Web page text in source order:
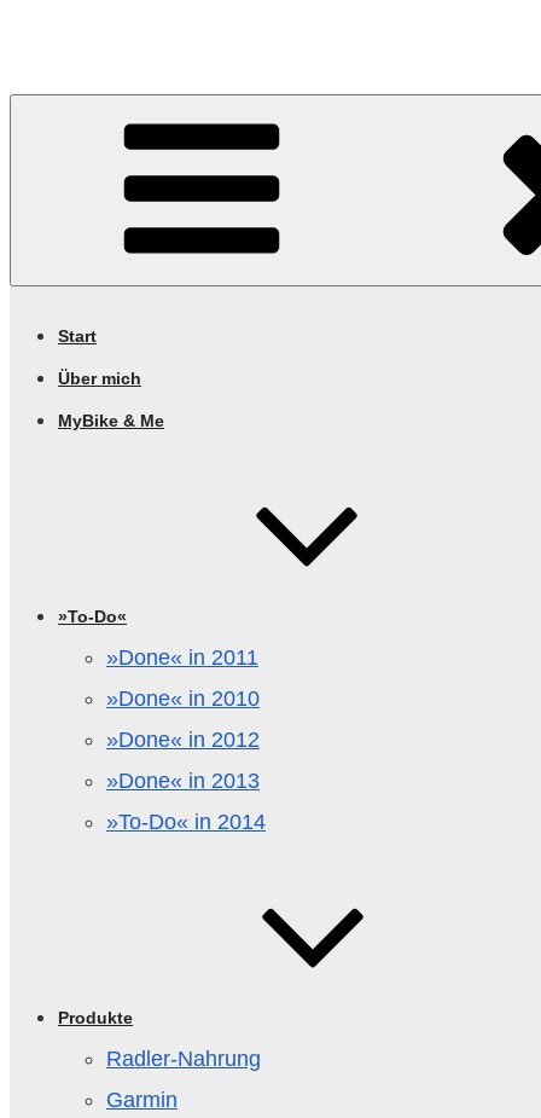
Start
Über mich
MyBike & Me
»To-Do«
»Done« in 2011
»Done« in 2010
»Done« in 2012
»Done« in 2013
»To-Do« in 2014
Produkte
Radler-Nahrung
Garmin